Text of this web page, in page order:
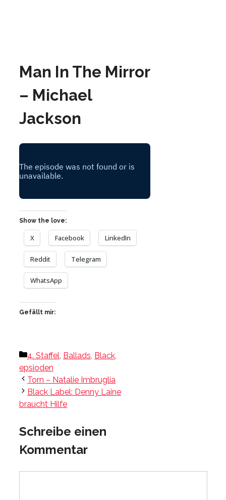
Man In The Mirror
– Michael
Jackson
Show the love:
X Facebook LinkedIn
Reddit Telegram
WhatsApp
Gefällt mir:
Kategorien
4. Staffel, Ballads, Black,
epsioden
Torn – Natalie Imbruglia
Black Label: Denny Laine
braucht Hilfe
Schreibe einen
Kommentar